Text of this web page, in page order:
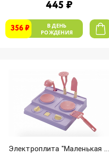
445 ₽
356 ₽
В ДЕНЬ
РОЖДЕНИЯ
Электроплита "Маленькая ...